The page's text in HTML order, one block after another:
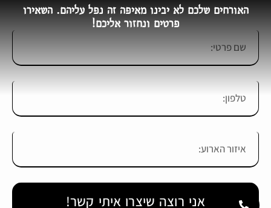
האורחים שלכם לא יבינו מאיפה זה נפל עליהם. השאירו
פרטים ונחזור אליכם!
אני רוצה שיצרו איתי קשר!